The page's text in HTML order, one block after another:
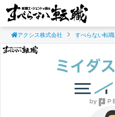
アクシス株式会社 すべらない転職